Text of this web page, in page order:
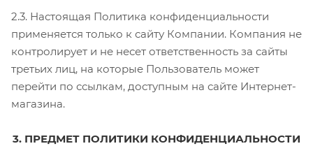
2.3. Настоящая Политика конфиденциальности
применяется только к сайту Компании. Компания не
контролирует и не несет ответственность за сайты
третьих лиц, на которые Пользователь может
перейти по ссылкам, доступным на сайте Интернет-
магазина.
3. ПРЕДМЕТ ПОЛИТИКИ КОНФИДЕНЦИАЛЬНОСТИ